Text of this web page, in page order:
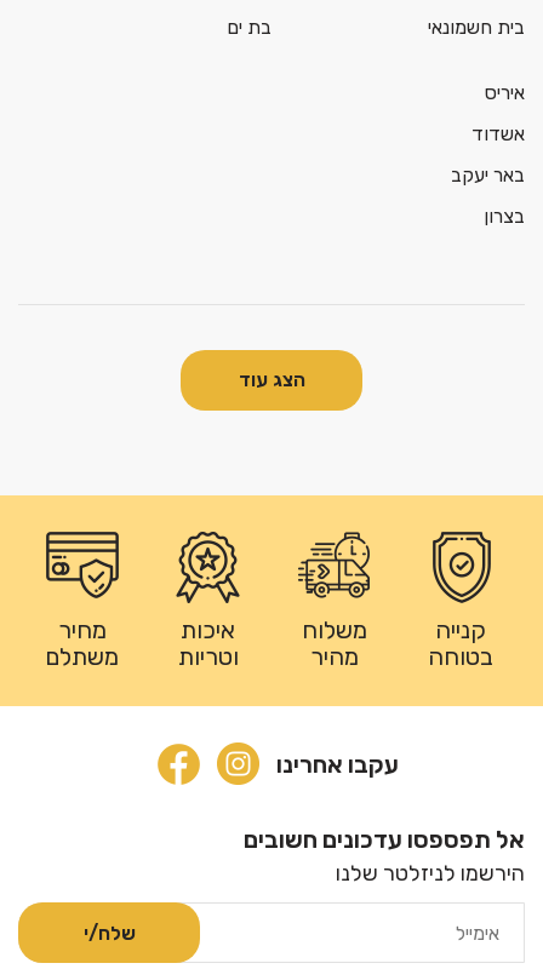
בית חשמונאי
בת ים
איריס
אשדוד
באר יעקב
בצרון
הצג עוד
קנייה
בטוחה
משלוח
מהיר
איכות
וטריות
מחיר
משתלם
עקבו אחרינו
אל תפספסו עדכונים חשובים
הירשמו לניזלטר שלנו